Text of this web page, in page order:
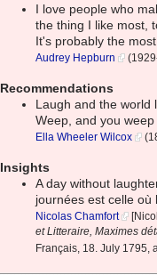
I love people who
the thing I like most,
It's probably the
Audrey Hepburn
Recommendations
Laugh and the world
Weep, and you
Ella Wheeler Wilcox
Insights
A day without
journées est celle où
Nicolas Chamfort
et Litteraire, Maximes
Français, 18. July 1795,